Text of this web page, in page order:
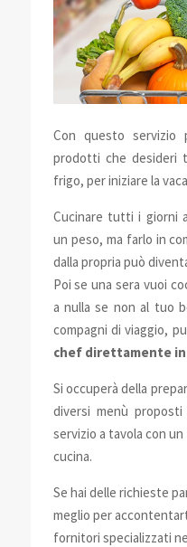
Con questo servizio
prodotti che desideri
frigo, per iniziare la
Cucinare tutti i giorni
un peso, ma farlo in
dalla propria può
Poi se una sera vuoi
a nulla se non al tuo
compagni di viaggio,
chef direttamente
Si occuperà della
diversi menù
servizio a tavola con
cucina.
Se hai delle richieste
meglio per
fornitori specializzati